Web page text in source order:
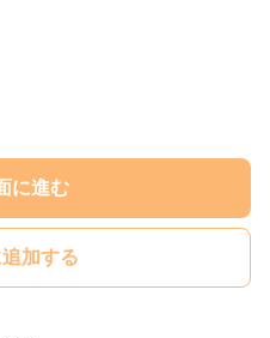
に進む
加する